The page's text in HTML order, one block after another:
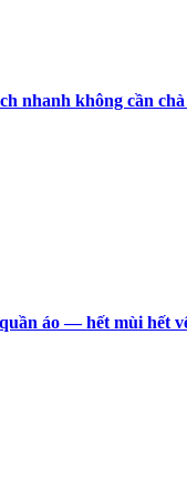
nhanh không cần
áo — hết mùi hết